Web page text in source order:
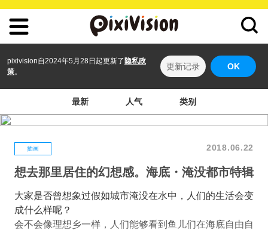
pixivision自2024年5月28日起更新了 隐私政
策。
更新记录 OK
最新 人气 类别
插画 2018.06.22
想去那里居住的幻想感。海底・淹没都市特辑
大家是否曾想象过假如城市淹没在水中，人们的生活会变
成什么样呢？
会不会像理想乡一样，人们能够看到鱼儿们在海底自由自